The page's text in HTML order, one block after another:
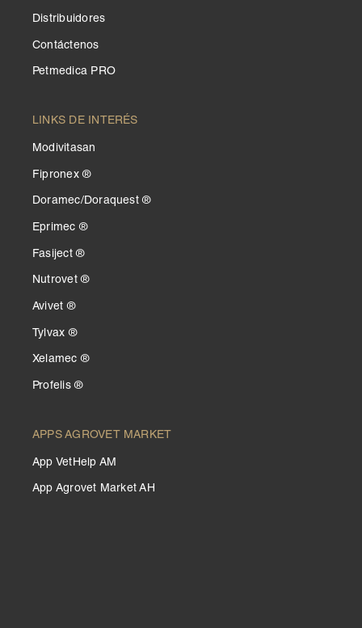
Distribuidores
Contáctenos
Petmedica PRO
LINKS DE INTERÉS
Modivitasan
Fipronex ®
Doramec/Doraquest ®
Eprimec ®
Fasiject ®
Nutrovet ®
Avivet ®
Tylvax ®
Xelamec ®
Profelis ®
APPS AGROVET MARKET
App VetHelp AM
App Agrovet Market AH